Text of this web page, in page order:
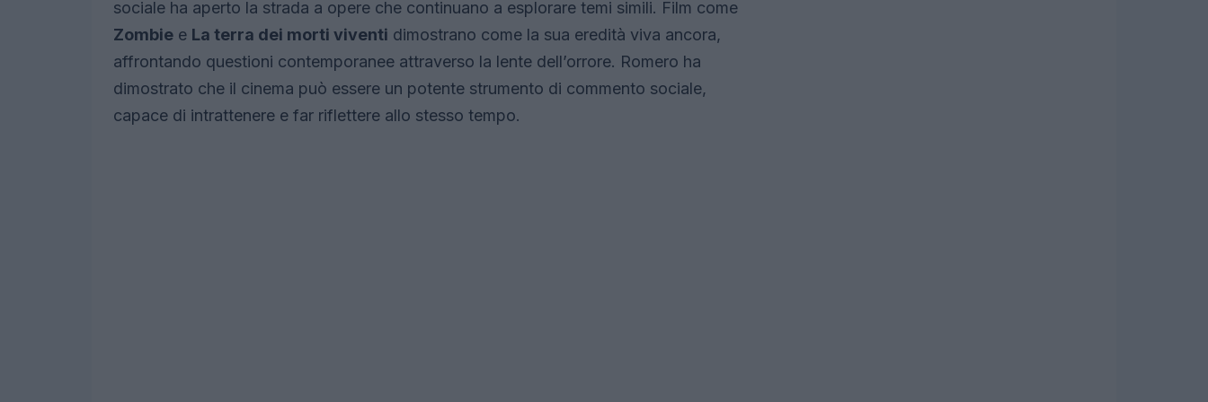
sociale ha aperto la strada a opere che continuano a esplorare temi simili. Film come
Zombie e La terra dei morti viventi dimostrano come la sua eredità viva ancora,
affrontando questioni contemporanee attraverso la lente dell’orrore. Romero ha
dimostrato che il cinema può essere un potente strumento di commento sociale,
capace di intrattenere e far riflettere allo stesso tempo.